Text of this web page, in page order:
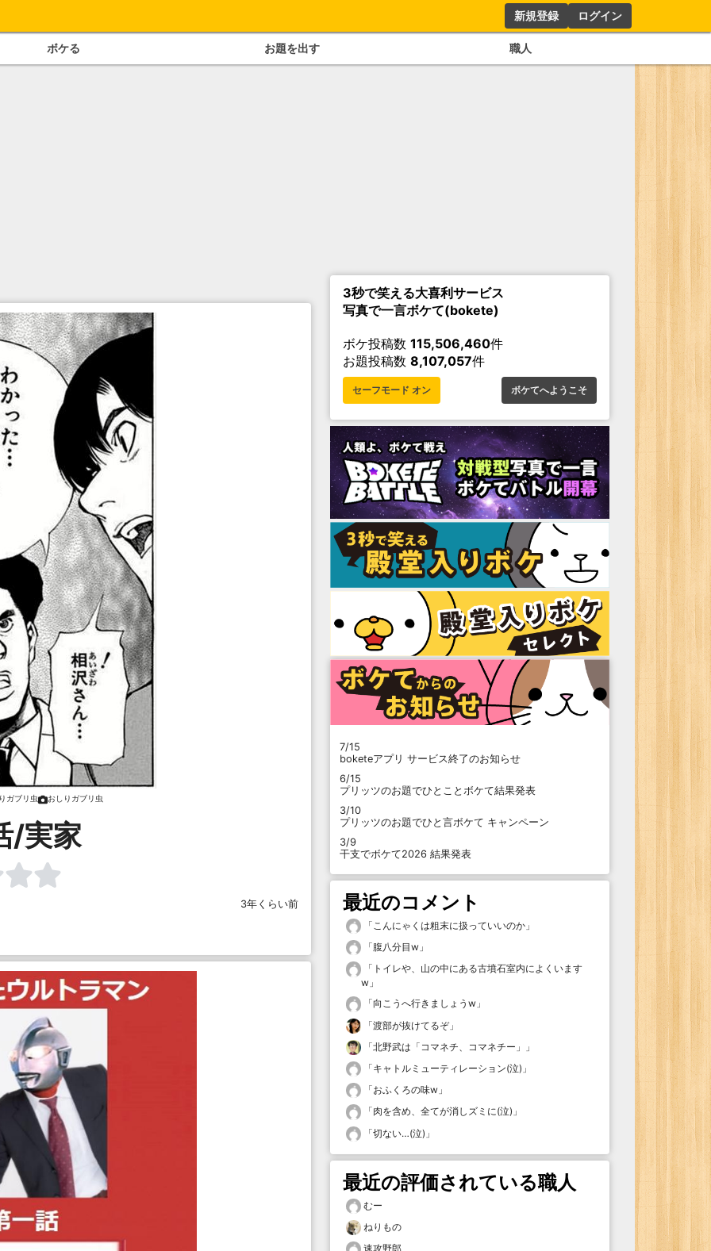
新規登録 ログイン
ボケる お題を出す 職人
ガブリ虫 おしりガブリ虫
/実家
3年くらい前
3秒で笑える大喜利サービス
写真で一言ボケて(bokete)
ボケ投稿数 115,506,460件
お題投稿数 8,107,057件
セーフモード オン ボケてへようこそ
7/15
boketeアプリ サービス終了のお知らせ
6/15
プリッツのお題でひとことボケて結果発表
3/10
プリッツのお題でひと言ボケて キャンペーン
3/9
干支でボケて2026 結果発表
最近のコメント
「こんにゃくは粗末に扱っていいのか 」
「腹八分目w 」
「 トイレや、山の中にある古墳石室内によくいます
w 」
「向こうへ行きましょうw 」
「渡部が抜けてるぞ」
「北野武は「コマネチ、コマネチー」
」
「キャトルミューティレーション(泣) 」
「おふくろの味w 」
「肉を含め、全てが消しズミに(泣) 」
「切ない…(泣) 」
最近の評価されている職人
むー
ねりもの
速攻野郎